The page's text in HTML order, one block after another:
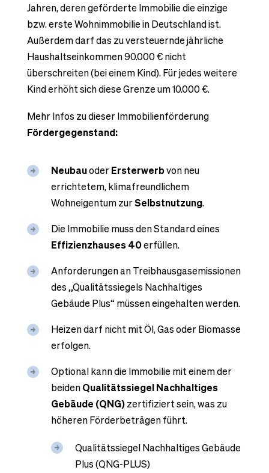
Jahren, deren geförderte Immobilie die einzige
bzw. erste Wohnimmobilie in Deutschland ist.
Außerdem darf das zu versteuernde jährliche
Haushaltseinkommen 90.000 € nicht
überschreiten (bei einem Kind). Für jedes weitere
Kind erhöht sich diese Grenze um 10.000 €.
Mehr Infos zu dieser Immobilienförderung
Fördergegenstand:
NeubauoderErsterwerbvon neu
errichtetem, klimafreundlichem
Wohneigentum zurSelbstnutzung.
Die Immobilie muss den Standard eines
Effizienzhauses 40erfüllen.
Anforderungen an Treibhausgasemissionen
des „Qualitätssiegels Nachhaltiges
Gebäude Plus“ müssen eingehalten werden.
Heizen darf nicht mit Öl, Gas oder Biomasse
erfolgen.
Optional kann die Immobilie mit einem der
beidenQualitätssiegel Nachhaltiges
Gebäude (QNG)zertifiziert sein, was zu
höheren Förderbeträgen führt.
Qualitätssiegel Nachhaltiges Gebäude
Plus (QNG-PLUS)